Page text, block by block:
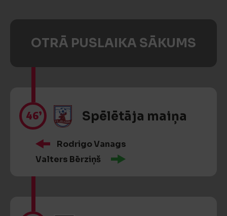
OTRĀ PUSLAIKA SĀKUMS
46’ Spēlētāja maiņa
Rodrigo Vanags
Valters Bērziņš